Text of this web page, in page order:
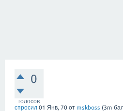
0
голосов
спросил 01 Янв, 70 от mskboss (3m